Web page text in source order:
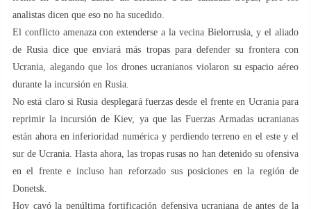
analistas dicen que eso no ha sucedido.
El conflicto amenaza con extenderse a la vecina Bielorrusia, y el aliado
de Rusia dice que enviará más tropas para defender su frontera con
Ucrania, alegando que los drones ucranianos violaron su espacio aéreo
durante la incursión en Rusia.
No está claro si Rusia desplegará fuerzas desde el frente en Ucrania para
reprimir la incursión de Kiev, ya que las Fuerzas Armadas ucranianas
están ahora en inferioridad numérica y perdiendo terreno en el este y el
sur de Ucrania. Hasta ahora, las tropas rusas no han detenido su ofensiva
en el frente e incluso han reforzado sus posiciones en la región de
Donetsk.
Hoy cayó la penúltima fortificación defensiva ucraniana de antes de la